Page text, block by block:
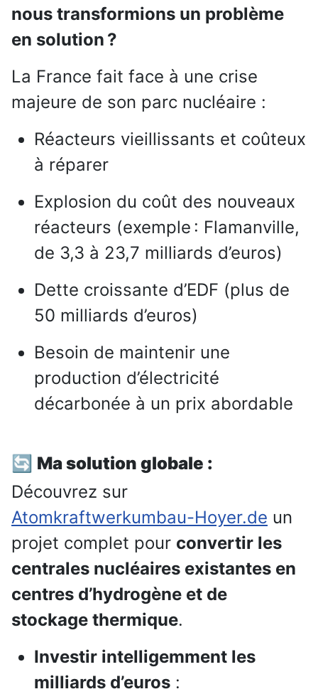
nous transformions un problème
en solution ?
La France fait face à une crise
majeure de son parc nucléaire :
Réacteurs vieillissants et coûteux
à réparer
Explosion du coût des nouveaux
réacteurs (exemple : Flamanville,
de 3,3 à 23,7 milliards d’euros)
Dette croissante d’EDF (plus de
50 milliards d’euros)
Besoin de maintenir une
production d’électricité
décarbonée à un prix abordable
🔄 Ma solution globale :
Découvrez sur
Atomkraftwerkumbau-Hoyer.de un
projet complet pour convertir les
centrales nucléaires existantes en
centres d’hydrogène et de
stockage thermique.
Investir intelligemment les
milliards d’euros :